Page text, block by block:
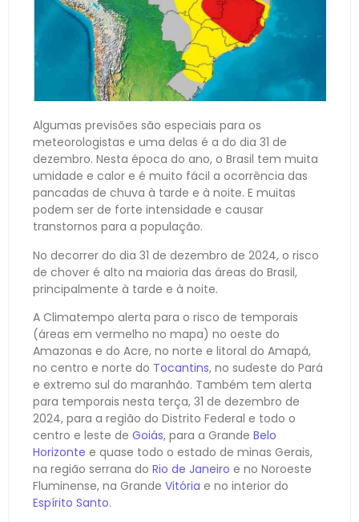
Algumas previsões são especiais para os
meteorologistas e uma delas é a do dia 31 de
dezembro. Nesta época do ano, o Brasil tem muita
umidade e calor e é muito fácil a ocorrência das
pancadas de chuva à tarde e à noite. E muitas
podem ser de forte intensidade e causar
transtornos para a população.
No decorrer do dia 31 de dezembro de 2024, o risco
de chover é alto na maioria das áreas do Brasil,
principalmente à tarde e à noite.
A Climatempo alerta para o risco de temporais
(áreas em vermelho no mapa) no oeste do
Amazonas e do Acre, no norte e litoral do Amapá,
no centro e norte do Tocantins, no sudeste do Pará
e extremo sul do maranhão. Também tem alerta
para temporais nesta terça, 31 de dezembro de
2024, para a região do Distrito Federal e todo o
centro e leste de Goiás, para a Grande Belo
Horizonte e quase todo o estado de minas Gerais,
na região serrana do Rio de Janeiro e no Noroeste
Fluminense, na Grande Vitória e no interior do
Espírito Santo.